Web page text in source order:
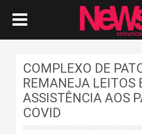
COMPLEXO DE
REMANEJA LEITOS
ASSISTÊNCIA AOS
COVID